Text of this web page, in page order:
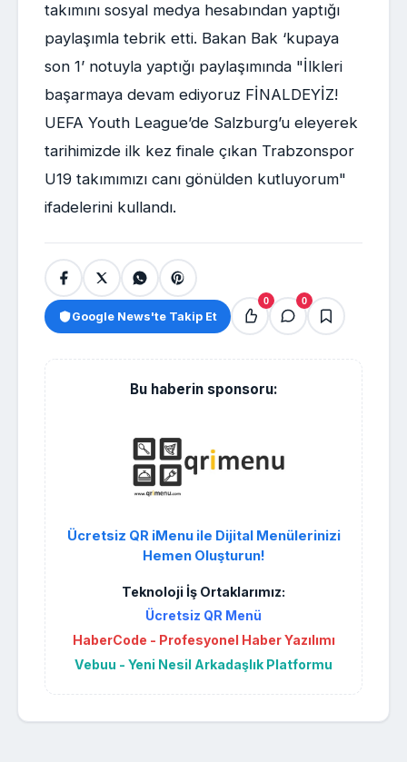
takımını sosyal medya hesabından yaptığı
paylaşımla tebrik etti. Bakan Bak ‘kupaya
son 1’ notuyla yaptığı paylaşımında "İlkleri
başarmaya devam ediyoruz FİNALDEYİZ!
UEFA Youth League’de Salzburg’u eleyerek
tarihimizde ilk kez finale çıkan Trabzonspor
U19 takımımızı canı gönülden kutluyorum"
ifadelerini kullandı.
Google News'te Takip Et
0 0
Bu haberin sponsoru:
Ücretsiz QR iMenu ile Dijital Menülerinizi
Hemen Oluşturun!
Teknoloji İş Ortaklarımız:
Ücretsiz QR Menü
HaberCode - Profesyonel Haber Yazılımı
Vebuu - Yeni Nesil Arkadaşlık Platformu